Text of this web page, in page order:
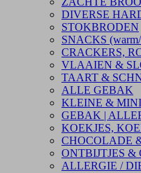
DIVERSE
STOKBRODEN
SNACKS
CRACKERS,
VLAAIEN &
TAART &
ALLE GEBAK
KLEINE &
GEBAK |
KOEKJES,
CHOCOLADE
ONTBIJTJES &
ALLERGIE /